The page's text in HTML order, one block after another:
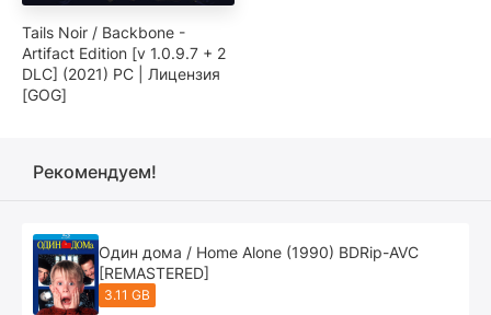
Tails Noir / Backbone -
Artifact Edition [v 1.0.9.7 + 2
DLC] (2021) PC | Лицензия
[GOG]
Рекомендуем!
Один дома / Home Alone (1990) BDRip-AVC
[REMASTERED]
3.11 GB